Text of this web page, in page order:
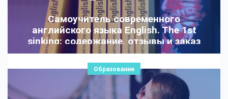
Cамоучитель современного
английского языка English. The 1st
sinking: содержание, отзывы и заказ
Образование